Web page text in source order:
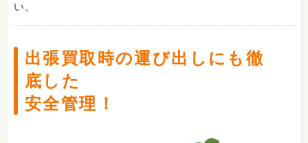
い。
出張買取時の運び出しにも徹
底した
安全管理！